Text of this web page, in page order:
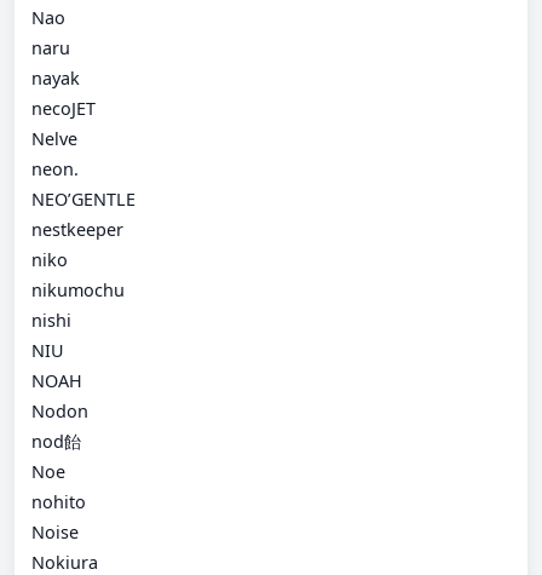
Nao
naru
nayak
necoJET
Nelve
neon.
NEO’GENTLE
nestkeeper
niko
nikumochu
nishi
NIU
NOAH
Nodon
nod飴
Noe
nohito
Noise
Nokiura